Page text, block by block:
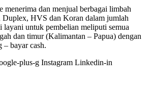
dan menjual berbagai limbah
Duplex, HVS dan Koran dalam jumlah
layani untuk pembelian meliputi semua
dan timur (Kalimantan – Papua) dengan
– bayar cash.
plus-g Instagram Linkedin-in